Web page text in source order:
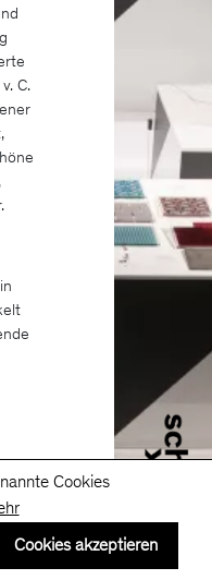
C.
Cookies
Cookies akzeptieren